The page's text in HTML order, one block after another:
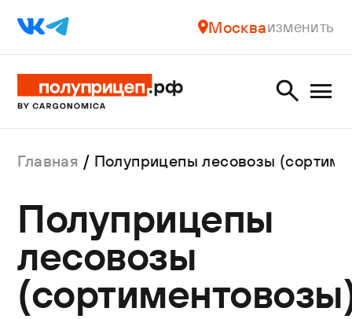
Москваизменить
Главная Полуприцепы лесовозы
Полуприцепы
лесовозы